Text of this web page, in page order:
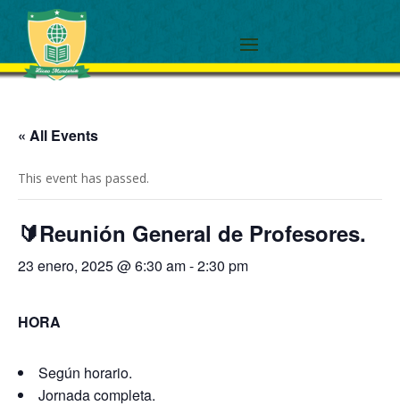
« All Events
This event has passed.
🔰Reunión General de Profesores.
23 enero, 2025 @ 6:30 am-2:30 pm
HORA
Según horario.
Jornada completa.